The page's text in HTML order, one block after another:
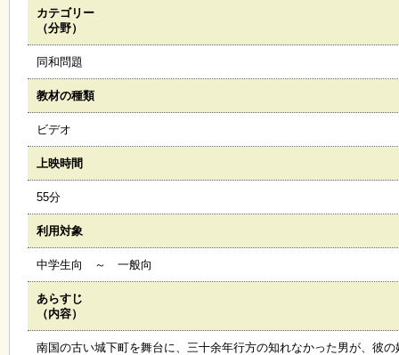
設
約
い
木
覧
カテゴリー
（分野）
同和問題
教材の種類
ビデオ
上映時間
55分
利用対象
中学生向 ～ 一般向
あらすじ
（内容）
南国の古い城下町を舞台に、三十余年行方の知れなかった男が、彼